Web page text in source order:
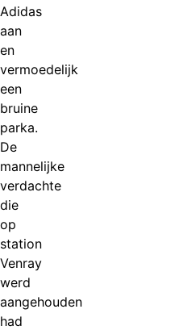
Adidas
aan
en
vermoedelijk
een
bruine
parka.
De
mannelijke
verdachte
die
op
station
Venray
werd
aangehouden
had